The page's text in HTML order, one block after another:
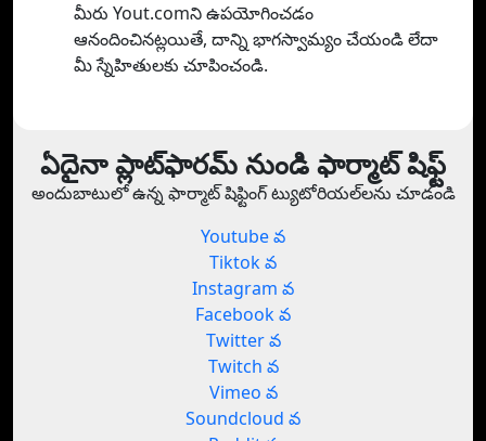
మీరు Yout.comని ఉపయోగించడం
ఆనందించినట్లయితే, దాన్ని భాగస్వామ్యం చేయండి లేదా
మీ స్నేహితులకు చూపించండి.
ఏదైనా ప్లాట్‌ఫారమ్ నుండి ఫార్మాట్ షిఫ్ట్
అందుబాటులో ఉన్న ఫార్మాట్ షిఫ్టింగ్ ట్యుటోరియల్‌లను చూడండి
Youtube వ
Tiktok వ
Instagram వ
Facebook వ
Twitter వ
Twitch వ
Vimeo వ
Soundcloud వ